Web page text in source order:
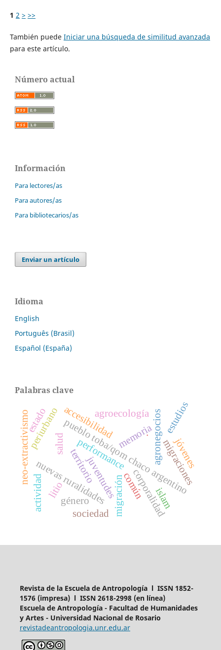
1 2 > >>
También puede Iniciar una búsqueda de similitud avanzada
para este artículo.
Número actual
Información
Para lectores/as
Para autores/as
Para bibliotecarios/as
Enviar un artículo
Idioma
English
Português (Brasil)
Español (España)
Palabras clave
pueblo toba/qom chaco argentino
memoria
corporalidad
performance migraciones
juventudes
nuevas ruralidades
territorio
salud
accesibilidad
género migración
agronegocios
periurbano agroecología
neo-extractivismo
litio común
actividad
sociedad
.
estado
islam
estudios
jóvenes
Revista de la Escuela de Antropología l ISSN 1852-
1576 (impresa) l ISSN 2618-2998 (en línea)
Escuela de Antropología - Facultad de Humanidades
y Artes - Universidad Nacional de Rosario
revistadeantropologia.unr.edu.ar